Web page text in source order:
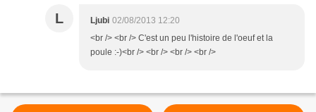
L Ljubi 02/08/2013 12:20
<br /> <br /> C'est un peu l'histoire de l'oeuf et la
poule :-)<br /> <br /> <br /> <br />